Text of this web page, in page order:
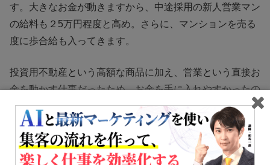
す。大きなお金が動きますから、中途採用の新人営業マン
の給料も２5万円程度と高め。さらに、マンションを売る
度に歩合給も入ってきます。
投資用不動産という高額な商品に加え、営業という直接お
金を動かす仕事だったため、お金を手に入れやすかったの
です。
おすすめできない人：好きなことがお金になりにくい人